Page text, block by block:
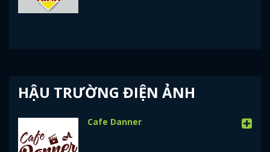
HẬU TRƯỜNG ĐIỆN ẢNH
Cafe Danner